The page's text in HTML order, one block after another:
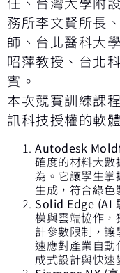
務所李文賢所長
師、台北醫科大
昭萍教授、台北
賓。
本次競賽訓練課
訊科技授權的軟
Autodesk
確度的材料大
為。它讓學生
生成，符合綠色
Solid Edge (AI
模與雲端協作，
計參數限制，
速應對產業自動
成式設計與快速